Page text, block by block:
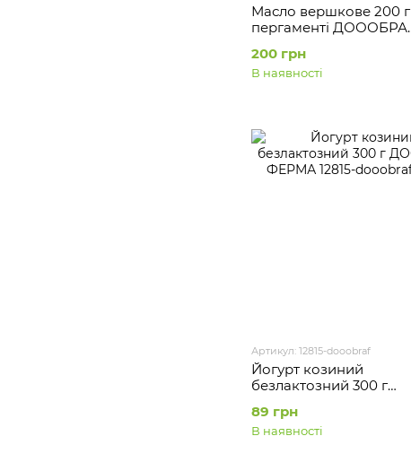
Масло вершкове 200
пергаменті ДОООБРА
200 грн
В наявності
Артикул: 12815-dooobraf
Йогурт козиний
безлактозний 300 г
89 грн
В наявності